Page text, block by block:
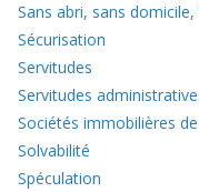
Sans abri, sans domicile,
Sécurisation
Servitudes
Servitudes
Sociétés immobilières
Solvabilité
Spéculation